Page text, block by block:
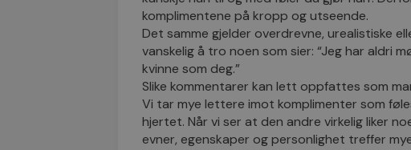
komplimentene på kropp og utseende.
Det samme gjelder overdrevne, urealistiske
vanskelig å tro noen som sier: “Jeg har aldri
kvinne som deg.”
Slike kommentarer kan lett oppfattes som
Vi tar mye lettere imot komplimenter som
hjertet. Når vi ser at den andre virkelig liker
evner, egenskaper og personlighet treffer